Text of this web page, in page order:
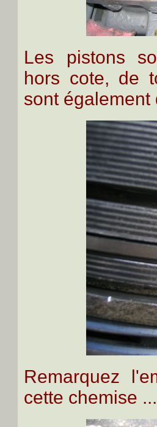
Les pistons
hors cote, de
sont également
Remarquez
cette chemise